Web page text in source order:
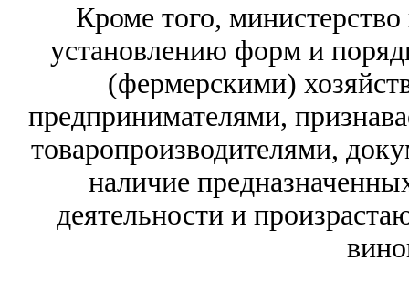
Кроме того,
установлению форм и
(фермерскими)
предпринимателями,
товаропроизводителями,
наличие
деятельности и